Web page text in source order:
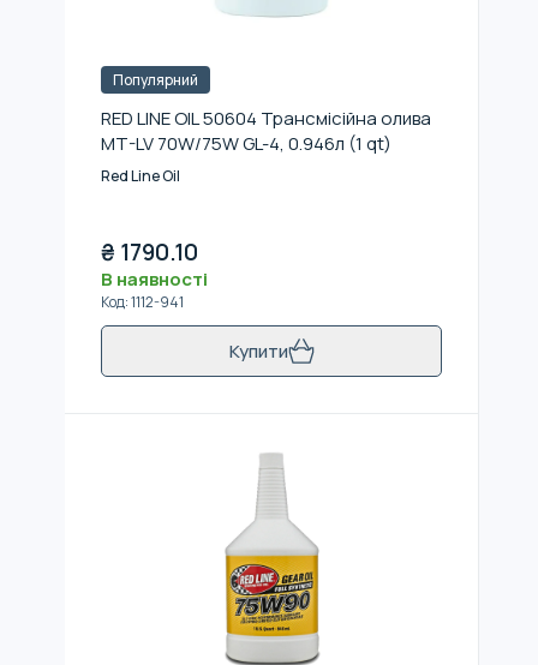
Популярний
RED LINE OIL 50604 Трансмісійна олива
MT-LV 70W/75W GL-4, 0.946л (1 qt)
Red Line Oil
₴ 1790.10
В наявності
Код:1112-941
Купити